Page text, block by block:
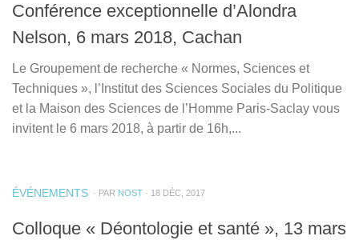
Conférence exceptionnelle d’Alondra
Nelson, 6 mars 2018, Cachan
Le Groupement de recherche « Normes, Sciences et
Techniques », l’Institut des Sciences Sociales du Politique
et la Maison des Sciences de l’Homme Paris-Saclay vous
invitent le 6 mars 2018, à partir de 16h,...
ÉVÉNEMENTS · PAR NOST · 18 DÉC, 2017
Colloque « Déontologie et santé », 13 mars